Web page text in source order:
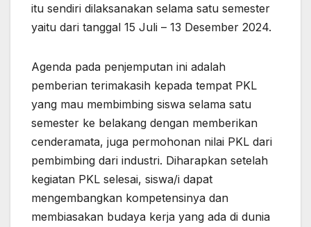
itu sendiri dilaksanakan selama satu semester
yaitu dari tanggal 15 Juli – 13 Desember 2024.
Agenda pada penjemputan ini adalah
pemberian terimakasih kepada tempat PKL
yang mau membimbing siswa selama satu
semester ke belakang dengan memberikan
cenderamata, juga permohonan nilai PKL dari
pembimbing dari industri. Diharapkan setelah
kegiatan PKL selesai, siswa/i dapat
mengembangkan kompetensinya dan
membiasakan budaya kerja yang ada di dunia